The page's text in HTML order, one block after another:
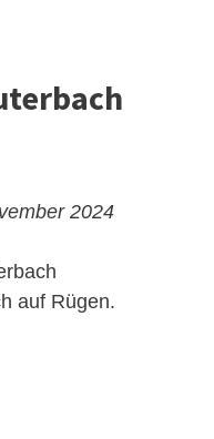
2024
auf Rügen.